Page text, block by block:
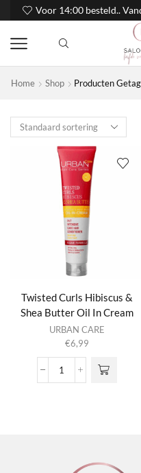
Voor 14:00 besteld..
Home Shop Producten
Twisted Curls Hibiscus &
Shea Butter Oil In Cream
URBAN CARE
€6,99
Twisted